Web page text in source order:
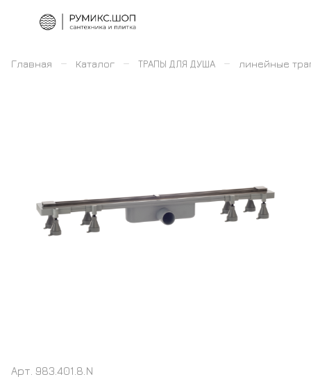
Главная – Каталог – ТРАПЫ ДЛЯ ДУША – линейные
Арт. 983.401.8.N